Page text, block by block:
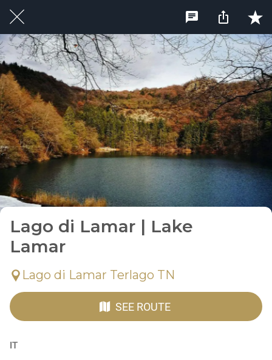
Lago di Lamar | Lake
Lamar
Lago di Lamar Terlago TN
SEE ROUTE
IT